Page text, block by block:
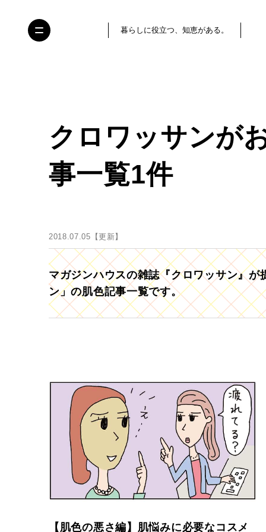
暮らしに役立つ、知恵がある。
クロワッサンが
事一覧1件
2018.07.05【更新】
マガジンハウスの雑誌『クロワッサン』
ン」の肌色記事一覧です。
【肌色の悪さ編】肌悩みに必要なコスメ